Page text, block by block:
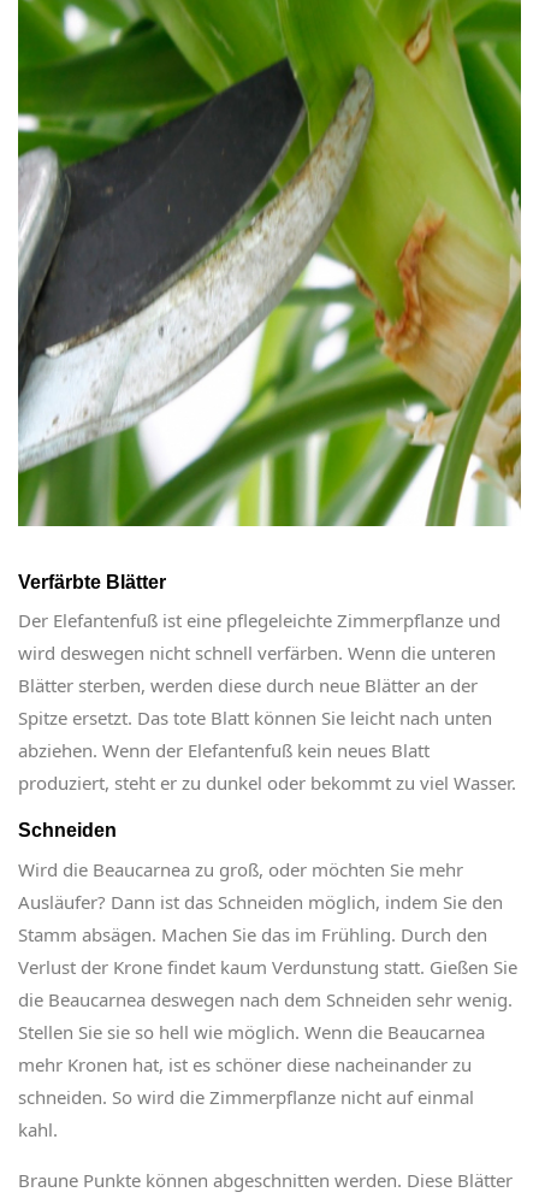
Verfärbte Blätter
Der Elefantenfuß ist eine pflegeleichte Zimmerpflanze und
wird deswegen nicht schnell verfärben. Wenn die unteren
Blätter sterben, werden diese durch neue Blätter an der
Spitze ersetzt. Das tote Blatt können Sie leicht nach unten
abziehen. Wenn der Elefantenfuß kein neues Blatt
produziert, steht er zu dunkel oder bekommt zu viel Wasser.
Schneiden
Wird die Beaucarnea zu groß, oder möchten Sie mehr
Ausläufer? Dann ist das Schneiden möglich, indem Sie den
Stamm absägen. Machen Sie das im Frühling. Durch den
Verlust der Krone findet kaum Verdunstung statt. Gießen Sie
die Beaucarnea deswegen nach dem Schneiden sehr wenig.
Stellen Sie sie so hell wie möglich. Wenn die Beaucarnea
mehr Kronen hat, ist es schöner diese nacheinander zu
schneiden. So wird die Zimmerpflanze nicht auf einmal
kahl.
Braune Punkte können abgeschnitten werden. Diese Blätter